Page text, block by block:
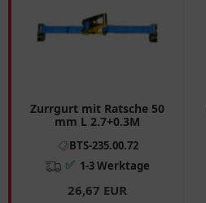
Zurrgurt mit Ratsche 50
mm L 2.7+0.3M
BTS-235.00.72
✅ 1-3 Werktage
26,67 EUR